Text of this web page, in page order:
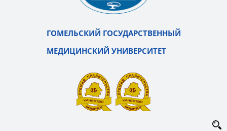
ГОМЕЛЬСКИЙ ГОСУДАРСТВЕННЫЙ
МЕДИЦИНСКИЙ УНИВЕРСИТЕТ